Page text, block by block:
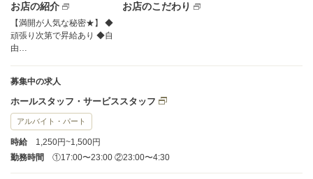
お店の紹介
【満開が人気な秘密★】 ◆
頑張り次第で昇給あり ◆自
由…
お店のこだわり
募集中の求人
ホールスタッフ・サービススタッフ
アルバイト・パート
時給
1,250円~1,500円
勤務時間
①17:00〜23:00 ②23:00〜4:30